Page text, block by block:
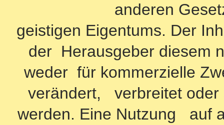
anderen
geistigen Eigentums. Der
der Herausgeber diesem
weder für kommerzielle
verändert, verbreitet oder
werden. Eine Nutzung auf